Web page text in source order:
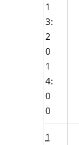
1
3:
2
0
1
4:
0
0
1